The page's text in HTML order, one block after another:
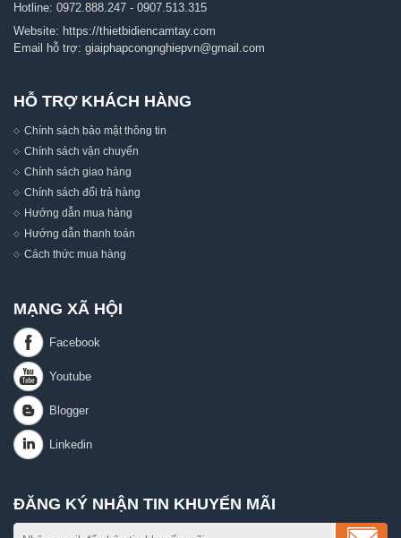
Hotline: 0972.888.247 - 0907.513.315
Website: https://thietbidiencamtay.com
Email hỗ trợ: giaiphapcongnghiepvn@gmail.com
HỖ TRỢ KHÁCH HÀNG
Chính sách bảo mật thông tin
Chính sách vận chuyển
Chính sách giao hàng
Chính sách đổi trả hàng
Hướng dẫn mua hàng
Hướng dẫn thanh toán
Cách thức mua hàng
MẠNG XÃ HỘI
ĐĂNG KÝ NHẬN TIN KHUYẾN MÃI